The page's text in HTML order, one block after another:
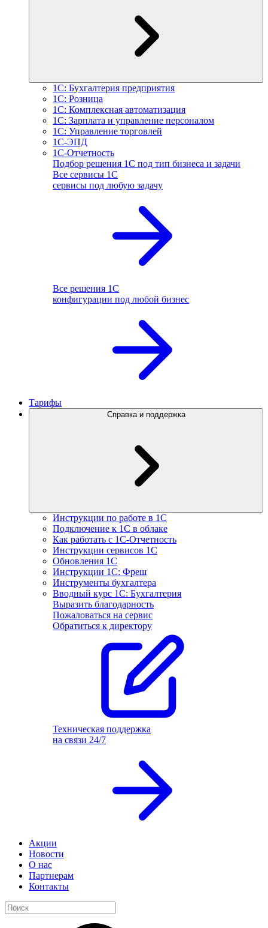
1С: Бухгалтерия предприятия
1С: Розница
1С: Комплексная автоматизация
1С: Зарплата и управление персоналом
1С: Управление торговлей
1С-ЭПД
1С-Отчетность
Подбор решения 1С под тип бизнеса и задачи
Все сервисы 1С
сервисы под любую задачу
Все решения 1С
конфигурации под любой бизнес
Тарифы
Справка и поддержка
Инструкции по работе в 1С
Подключение к 1С в облаке
Как работать с 1С‑Отчетность
Инструкции сервисов 1С
Обновления 1С
Инструкции 1С: Фреш
Инструменты бухгалтера
Вводный курс 1С: Бухгалтерия
Выразить благодарность
Пожаловаться на сервис
Обратиться к директору
Техническая поддержка
на связи 24/7
Акции
Новости
О нас
Партнерам
Контакты